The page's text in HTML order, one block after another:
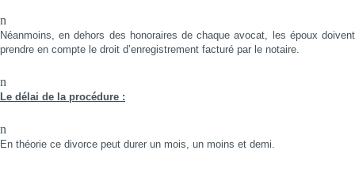
n
Néanmoins, en dehors des honoraires de chaque avocat, les époux doivent
prendre en compte le droit d’enregistrement facturé par le notaire.
n
Le délai de la procédure :
n
En théorie ce divorce peut durer un mois, un moins et demi.